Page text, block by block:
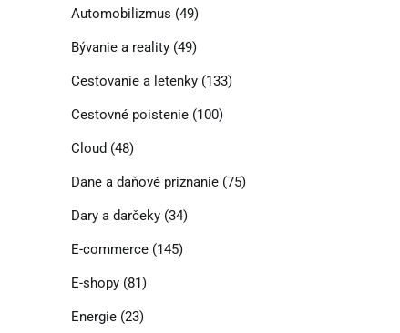
Automobilizmus (49)
Bývanie a reality(49)
Cestovanie a letenky(133)
Cestovné poistenie(100)
Cloud (48)
Dane a daňové priznanie(75)
Dary a darčeky(34)
E-commerce(145)
E-shopy(81)
Energie(23)